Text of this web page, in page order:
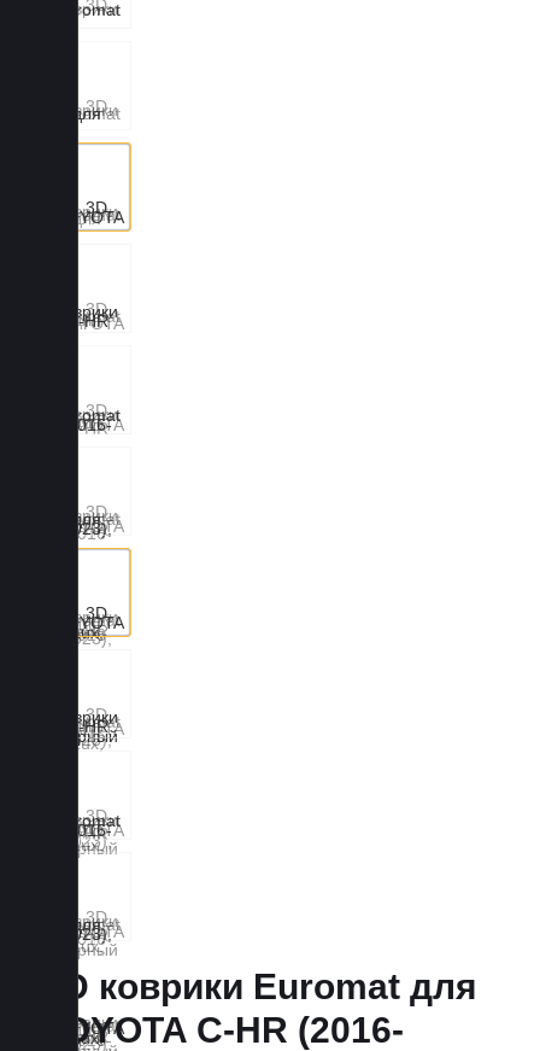
3D коврики Euromat для
TOYOTA C-HR (2016-